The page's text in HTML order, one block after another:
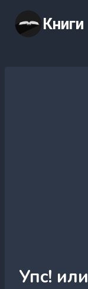
содержимому
Книги
Упс!